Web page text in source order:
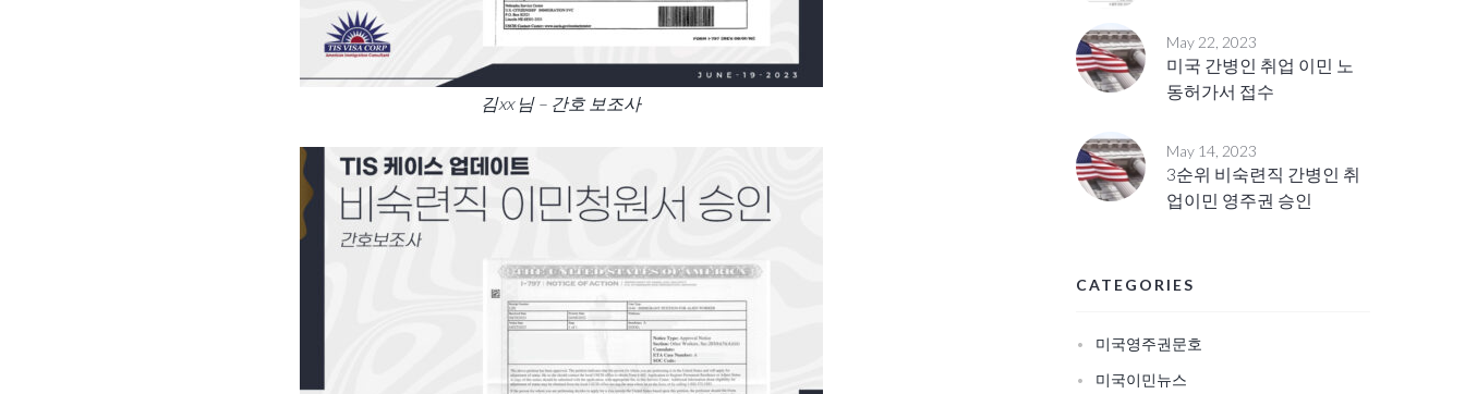
김xx 님 – 간호 보조사
May 22, 2023
미국 간병인 취업 이민 노
동허가서 접수
May 14, 2023
3순위 비숙련직 간병인 취
업이민 영주권 승인
CATEGORIES
미국영주권문호
미국이민뉴스